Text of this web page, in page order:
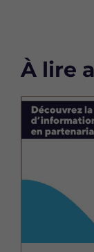
À lire
Image